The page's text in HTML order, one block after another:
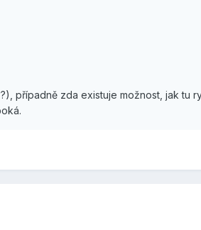
případně zda existuje možnost, jak tu